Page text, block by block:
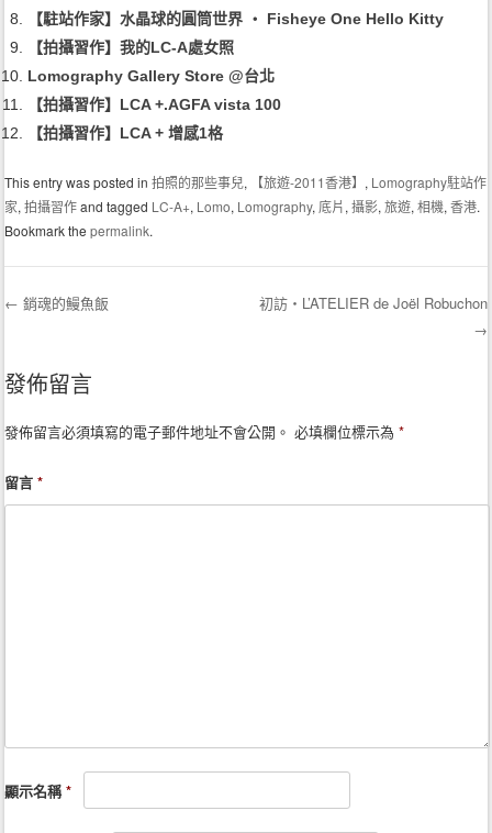
【駐站作家】水晶球的圓筒世界 ‧ Fisheye One Hello Kitty
【拍攝習作】我的LC-A處女照
Lomography Gallery Store @台北
【拍攝習作】LCA +.AGFA vista 100
【拍攝習作】LCA + 增感1格
This entry was posted in拍照的那些事兒, 【旅遊-2011香港】 , Lomography駐站作
家,拍攝習作and tagged LC-A+, Lomo, Lomography, 底片,攝影,旅遊,相機,香港.
Bookmark thepermalink.
← 銷魂的鰻魚飯
初訪‧L’ATELIER de Joël Robuchon
→
發佈留言
發佈留言必須填寫的電子郵件地址不會公開。 必填欄位標示為*
留言*
顯示名稱*